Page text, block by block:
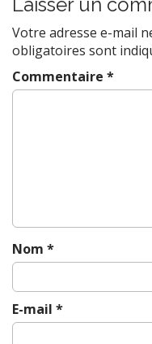
a
v
i
g
a
Votre adresse e-mail
obligatoires sont
Commentaire *
Nom *
E-mail *